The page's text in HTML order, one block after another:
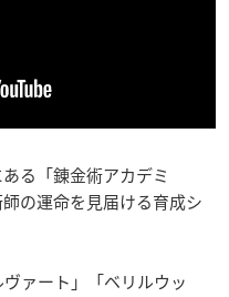
る「錬金術アカデミ
の運命を見届ける育成シ
ァート」「ベリルウッ